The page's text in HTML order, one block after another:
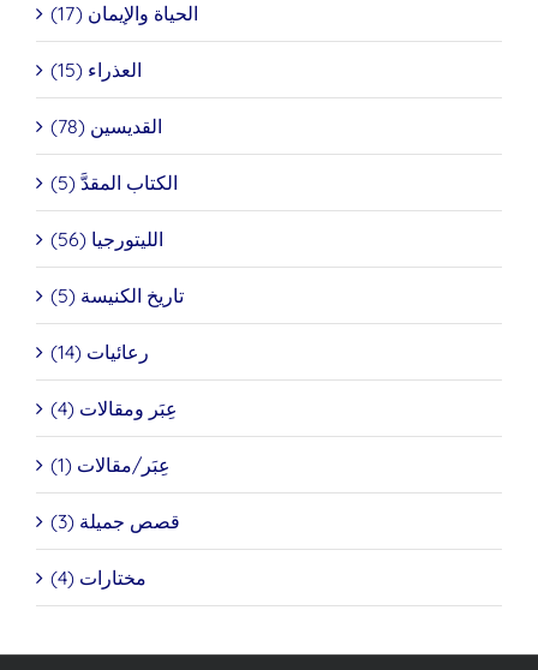
الحياة والإيمان (17)
العذراء (15)
القديسين (78)
الكتاب المقدَّ (5)
الليتورجيا (56)
تاريخ الكنيسة (5)
رعائيات (14)
عِبَر ومقالات (4)
عِبَر/مقالات (1)
قصص جميلة (3)
مختارات (4)